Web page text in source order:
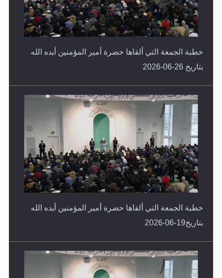
خطبة الجمعة التي ألقاها حضرة أمير المؤمنين أيده الله
بتاريخ 26-06-2026
خطبة الجمعة التي ألقاها حضرة أمير المؤمنين أيده الله
بتاريخ19-06-2026